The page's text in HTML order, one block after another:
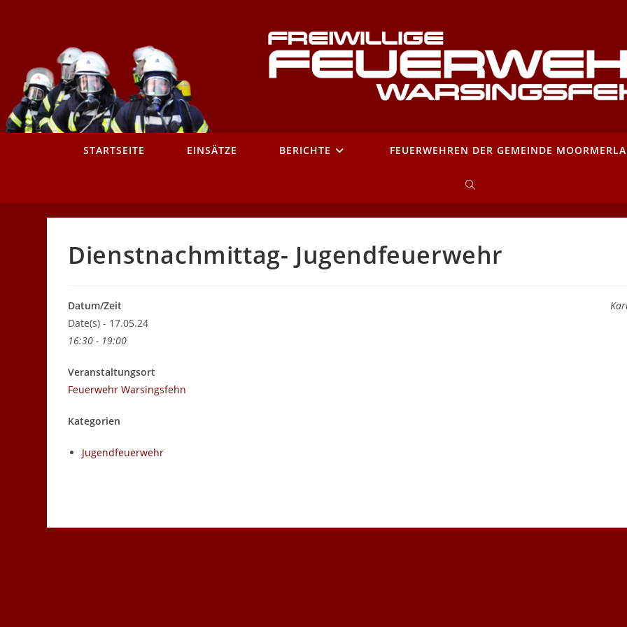
STARTSEITE EINSÄTZE BERICHTE FEUERWEHREN DER GEMEINDE
WEBSITE-
SUCHE
UMSCHALTEN
Dienstnachmittag- Jugendfeuerwehr
Datum/Zeit
Date(s) - 17.05.24
16:30 - 19:00
Veranstaltungsort
Feuerwehr Warsingsfehn
Kategorien
Jugendfeuerwehr